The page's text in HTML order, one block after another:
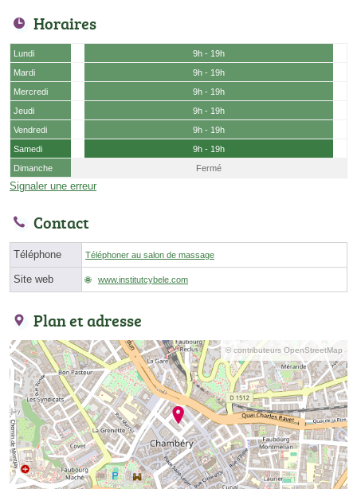
Horaires
Lundi
9h - 19h
Mardi
9h - 19h
Mercredi
9h - 19h
Jeudi
9h - 19h
Vendredi
9h - 19h
Samedi
9h - 19h
Dimanche
Fermé
Signaler une erreur
Contact
Téléphone Téléphoner au salon de massage
Site web www.institutcybele.com
Plan et adresse
© contributeurs OpenStreetMap